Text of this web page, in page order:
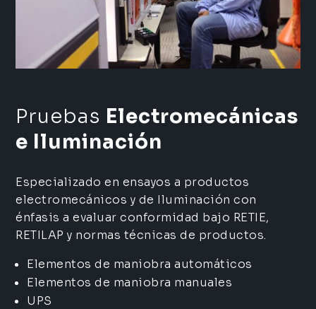
Pruebas Electromecánicas
e Iluminación
Especializado en ensayos a productos
electromecánicos y de Iluminación con
énfasis a evaluar conformidad bajo RETIE,
RETILAP y normas técnicas de productos.
Elementos de maniobra automáticos
Elementos de maniobra manuales
UPS